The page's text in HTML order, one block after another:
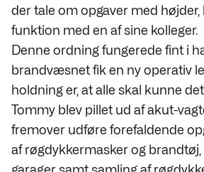
der tale om opgaver med
funktion med en af sine kolleger.
Denne ordning fungerede fint i
brandvæsnet fik en ny operativ
holdning er, at alle skal kunne
Tommy blev pillet ud af akut-
fremover udføre forefaldende
af røgdykkermasker og brandtøj,